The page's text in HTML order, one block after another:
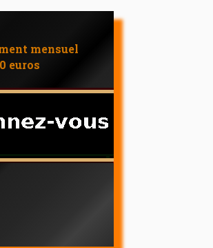
mensuel
euros